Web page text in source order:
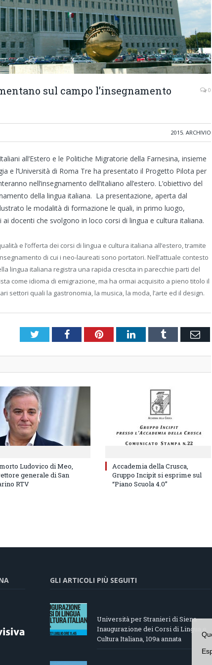
sul campo l’insegnamento
0
2015, ARCHIVIO
all’Estero e le Politiche Migratorie della Farnesina, insieme
e l’Università di Roma Tre ha presentato il Progetto Pilota per
nell’insegnamento dell’italiano all’estero. L’obiettivo del
della lingua italiana. La presentazione, aperta dal
le modalità di formazione le quali, in primo luogo,
docenti che svolgono in loco corsi di lingua e cultura italiana.
e l’offerta dei corsi di lingua e cultura italiana all’estero, tramite
di cui i neo-laureati sono portatori. Nell’attuale contesto
lingua italiana registra una rapida crescita in parecchie parti del
come idioma di emigrazione, ma ha ormai acquisito a pieno titolo il
settori quali la gastronomia, la musica, la moda, l’arte ed il design.
TwitterFacebookPinterestLinkedInTumblr
morto Ludovico di Meo,
generale di San
RTV
Accademia della Crusca,
Gruppo Incipit si esprime sul
“Piano Scuola 4.0”
GLI ARTICOLI PIÙ SEGUITI
Università per Stranieri di Siena –
Inaugurazione dei Corsi di Lingua e
Cultura Italiana, 109a annata